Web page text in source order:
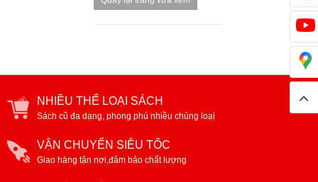
NHIỀU THỂ LOẠI SÁCH
Sách cũ đa dạng, phong phú nhiều chủng loại
VẬN CHUYỂN SIÊU TỐC
Giao hàng tận nơi,đảm bảo chất lượng